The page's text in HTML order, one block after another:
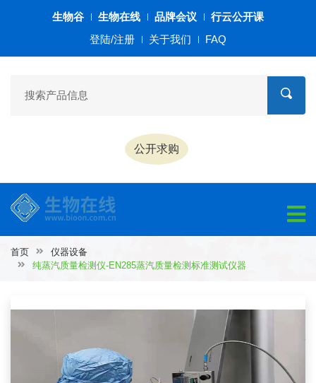
生物谷 生物在线 品牌会议
行云公开课
登陆/注册
关于我们 FAQ
公开求购
首页
仪器设备
纯蒸汽质量检测仪-EN285蒸汽质量检测标准测试仪器